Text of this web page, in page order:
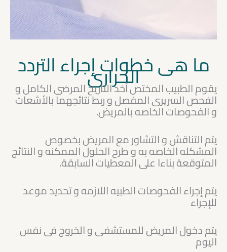
ما هى خطوات إجراء التردد
الحرارى
يقوم الطبيب المختص أخذ التاريخ المرضى الكامل و
الفحص السريرى المفصل و ربط نتائجهما بالأشعات
و الفحوصات الخاصه بالمريض.
يتم التناقش و التشاور مع المريض بخصوص
المشكله الخاصه به و طرح الحلول الممكنه و النتائج
المتوقعة بناءا على المعطيات السابقة.
يتم إجراء الفحوصات الطبيه اللازمه و تحديد موعد
للإجراء
يتم دخول المريض للمستشفى و الخروج فى نفس
اليوم